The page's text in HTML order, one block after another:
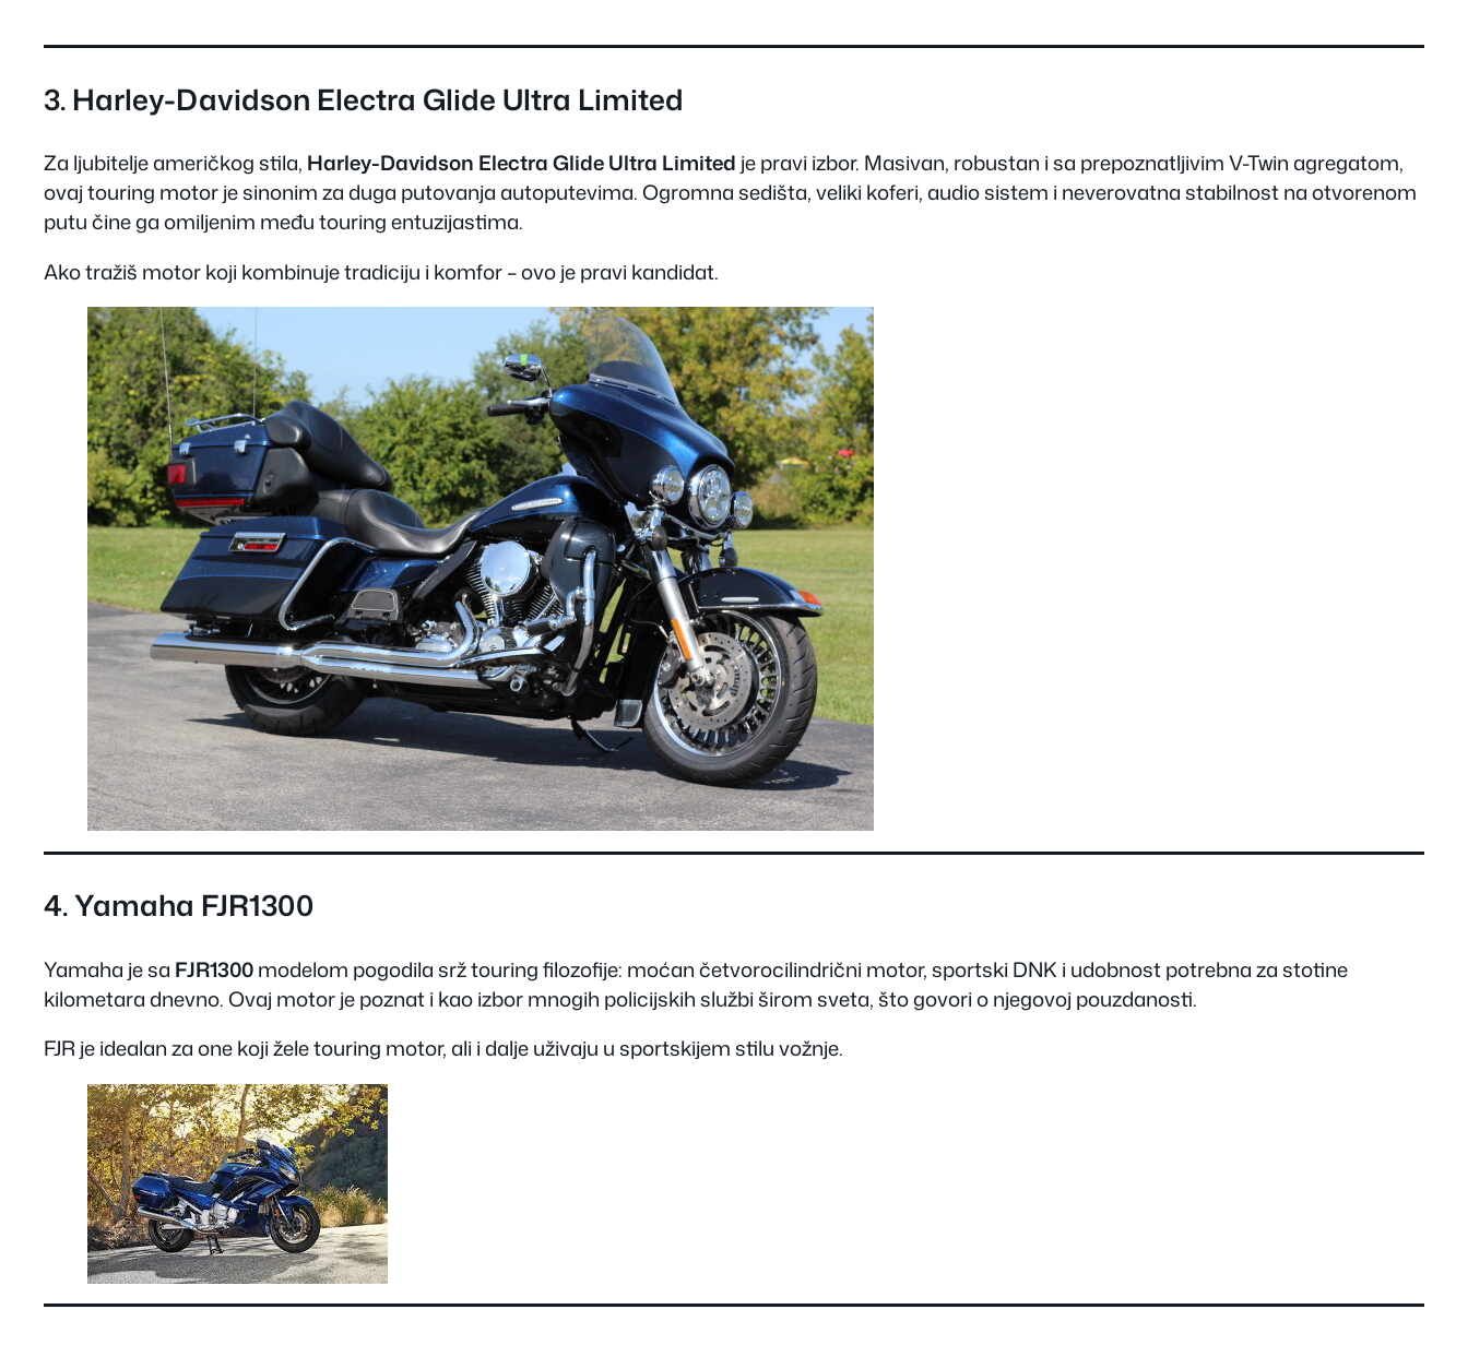
3. Harley-Davidson Electra Glide Ultra Limited
Za ljubitelje američkog stila, Harley-Davidson Electra Glide Ultra Limited je pravi izbor. Masivan, robustan i sa prepoznatljivim V-Twin agregatom,
ovaj touring motor je sinonim za duga putovanja autoputevima. Ogromna sedišta, veliki koferi, audio sistem i neverovatna stabilnost na otvorenom
putu čine ga omiljenim među touring entuzijastima.
Ako tražiš motor koji kombinuje tradiciju i komfor – ovo je pravi kandidat.
4.Yamaha FJR1300
Yamaha je sa FJR1300modelom pogodila srž touring filozofije: moćan četvorocilindrični motor, sportski DNK i udobnost potrebna za stotine
kilometara dnevno. Ovaj motor je poznat i kao izbor mnogih policijskih službi širom sveta, što govori o njegovoj pouzdanosti.
FJR je idealan za one koji žele touring motor, ali i dalje uživaju u sportskijem stilu vožnje.